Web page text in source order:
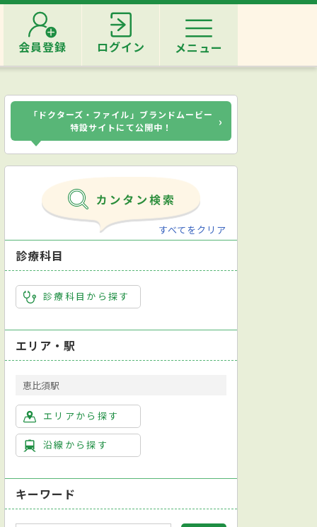
会員登録 ログイン メニュー
「ドクターズ・ファイル」ブランドムービー
特設サイトにて公開中！
›
すべてをクリア
診療科目
診療科目から探す
エリア・駅
恵比須駅
エリアから探す
沿線から探す
キーワード